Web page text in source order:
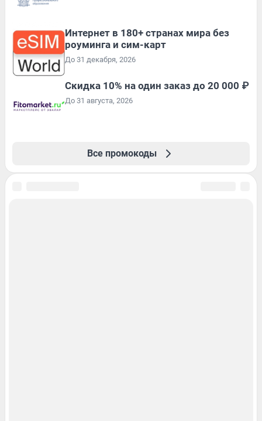
Интернет в 180+ странах мира без
роуминга и сим-карт
До 31 декабря, 2026
Скидка 10% на один заказ до 20 000 ₽
До 31 августа, 2026
Все промокоды